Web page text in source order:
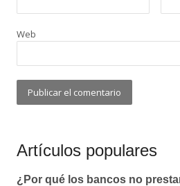
Web
Artículos populares